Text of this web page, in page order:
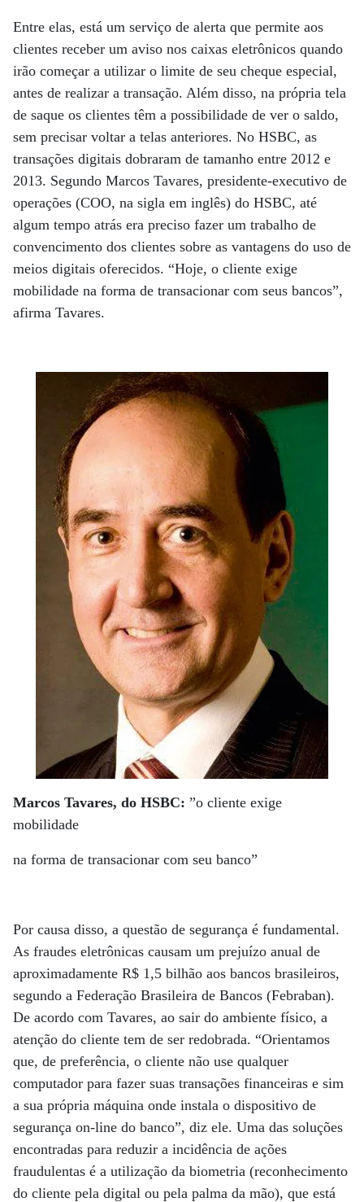
Entre elas, está um serviço de alerta que permite aos
clientes receber um aviso nos caixas eletrônicos quando
irão começar a utilizar o limite de seu cheque especial,
antes de realizar a transação. Além disso, na própria tela
de saque os clientes têm a possibilidade de ver o saldo,
sem precisar voltar a telas anteriores. No HSBC, as
transações digitais dobraram de tamanho entre 2012 e
2013. Segundo Marcos Tavares, presidente-executivo de
operações (COO, na sigla em inglês) do HSBC, até
algum tempo atrás era preciso fazer um trabalho de
convencimento dos clientes sobre as vantagens do uso de
meios digitais oferecidos. “Hoje, o cliente exige
mobilidade na forma de transacionar com seus bancos”,
afirma Tavares.
Marcos Tavares, do HSBC: ”o cliente exige
mobilidade
na forma de transacionar com seu banco”
Por causa disso, a questão de segurança é fundamental.
As fraudes eletrônicas causam um prejuízo anual de
aproximadamente R$ 1,5 bilhão aos bancos brasileiros,
segundo a Federação Brasileira de Bancos (Febraban).
De acordo com Tavares, ao sair do ambiente físico, a
atenção do cliente tem de ser redobrada. “Orientamos
que, de preferência, o cliente não use qualquer
computador para fazer suas transações financeiras e sim
a sua própria máquina onde instala o dispositivo de
segurança on-line do banco”, diz ele. Uma das soluções
encontradas para reduzir a incidência de ações
fraudulentas é a utilização da biometria (reconhecimento
do cliente pela digital ou pela palma da mão), que está